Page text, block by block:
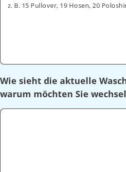
z. B. 15 Pullover, 19 Hosen, 20
Wie sieht die aktuelle
warum möchten Sie